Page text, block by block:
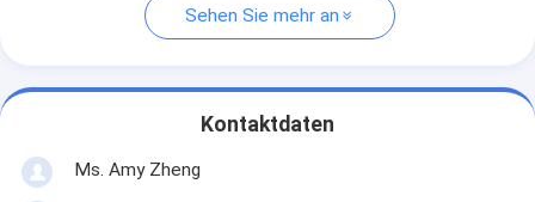
Sehen Sie mehr an
Kontaktdaten
Ms. Amy Zheng